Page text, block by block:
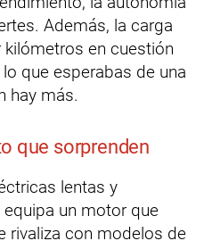
Además, la carga
en cuestión
que esperabas de una
hay más.
que sorprenden
lentas y
un motor que
rivaliza con modelos de